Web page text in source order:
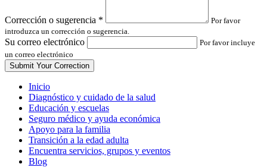
Corrección o sugerencia *
Por favor
introduzca un corrección o sugerencia.
Su correo electrónico
Por favor incluye
un correo electrónico
Inicio
Diagnóstico y cuidado de la salud
Educación y escuelas
Seguro médico y ayuda económica
Apoyo para la familia
Transición a la edad adulta
Encuentra servicios, grupos y eventos
Blog